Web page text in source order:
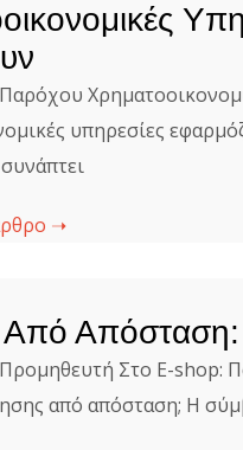
υπηρεσίες
➝
Απόσταση:
Στο E-shop:
από απόσταση; Η